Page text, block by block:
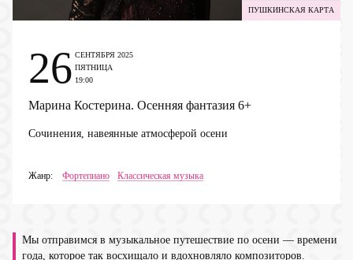
ПУШКИНСКАЯ КАРТА
Марина Костерина. Осенняя фантазия 6+
Сочинения, навеянные атмосферой осени
Жанр: Фортепиано Классическая музыка
26 СЕНТЯБРЯ 2025
ПЯТНИЦА
19:00
Мы отправимся в музыкальное путешествие по осени — времени
года, которое так восхищало и вдохновляло композиторов.